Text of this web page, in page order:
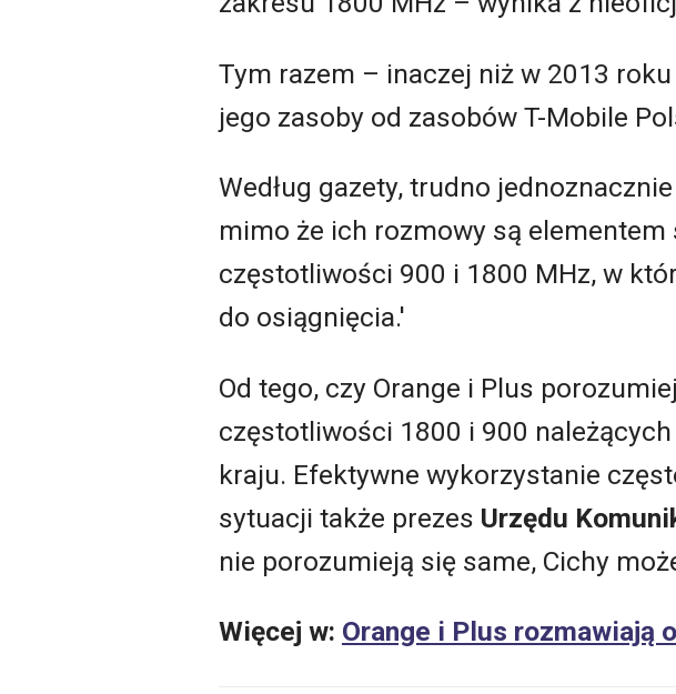
Tym razem – inaczej niż w 2013
jego zasoby od zasobów T-Mobile
Według gazety, trudno
mimo że ich rozmowy są
częstotliwości 900 i 1800 MHz, w
do osiągnięcia.'
Od tego, czy Orange i Plus
częstotliwości 1800 i 900
kraju. Efektywne wykorzystanie
sytuacji także prezes Urzędu
nie porozumieją się same, Cichy
Więcej w: Orange i Plus rozmawiają